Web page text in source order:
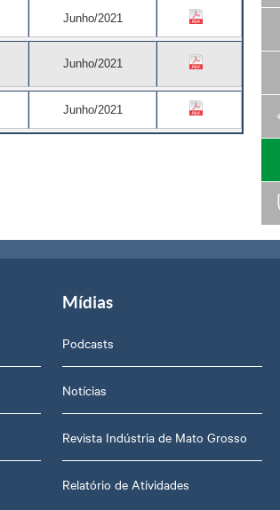
Junho/2021
Junho/2021
Junho/2021
Mídias
Podcasts
Notícias
Revista Indústria de Mato Grosso
Relatório de Atividades